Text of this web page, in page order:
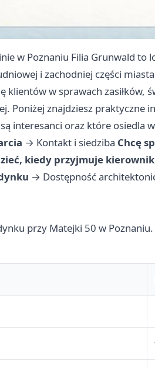
w Poznaniu Filia Grunwald to
i zachodniej części
klientów w sprawach zasiłków,
Poniżej znajdziesz praktyczne
interesanci oraz które osiedla
→ Kontakt i siedziba Chcę
kiedy przyjmuje kierownik
→ Dostępność
przy Matejki 50 w